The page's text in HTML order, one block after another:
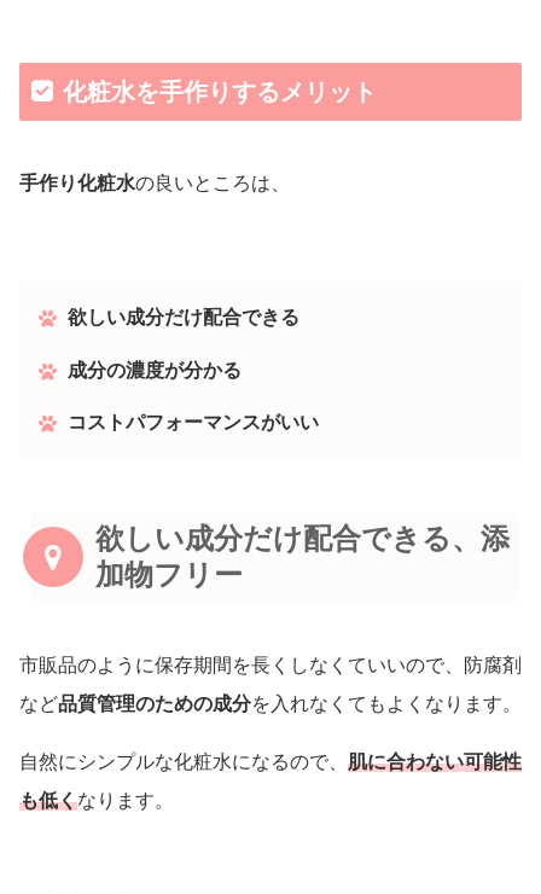
化粧水を手作りするメリット
手作り化粧水の良いところは、
欲しい成分だけ配合できる
成分の濃度が分かる
コストパフォーマンスがいい
欲しい成分だけ配合できる、添
加物フリー
市販品のように保存期間を長くしなくていいので、防腐剤
など品質管理のための成分を入れなくてもよくなります。
自然にシンプルな化粧水になるので、 肌に合わない可能性
も低くなります。